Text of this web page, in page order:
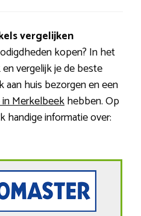
vergelijken
kopen? In het
vergelijk je de beste
aan huis bezorgen en een
Merkelbeekhebben. Op
handige informatie over: